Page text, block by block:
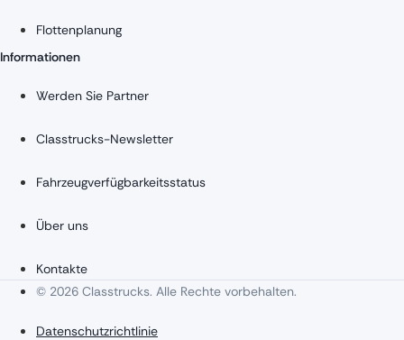
Flottenplanung
Informationen
Werden Sie Partner
Classtrucks-Newsletter
Fahrzeugverfügbarkeitsstatus
Über uns
Kontakte
© 2026 Classtrucks. Alle Rechte vorbehalten.
Datenschutzrichtlinie